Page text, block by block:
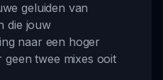
geluiden van
die jouw
naar een hoger
twee mixes ooit